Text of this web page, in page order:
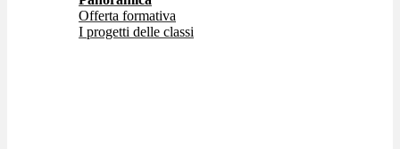
Offerta formativa
I progetti delle classi